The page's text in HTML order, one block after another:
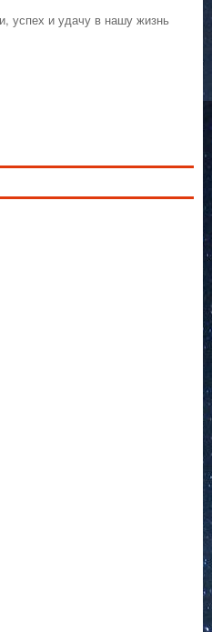
успех и удачу в нашу жизнь